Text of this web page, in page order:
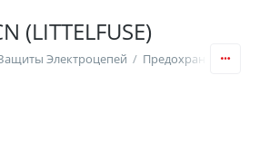
(LITTELFUSE)
Электроцепей / Предохранители и